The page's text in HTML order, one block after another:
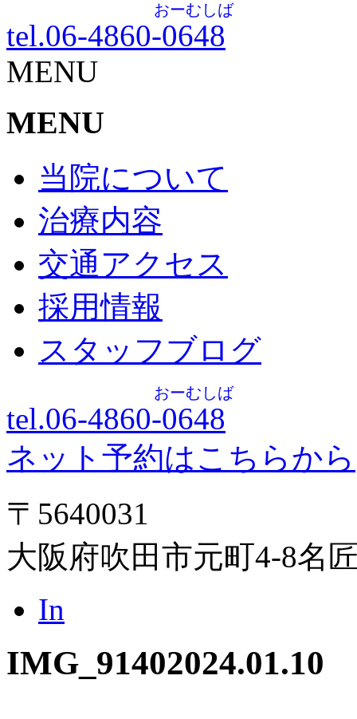
tel.06-4860-0648
おーむしば
MENU
MENU
当院について
治療内容
交通アクセス
採用情報
スタッフブログ
tel.06-4860-0648
おーむしば
ネット予約はこちらから
〒5640031
大阪府吹田市元町4-8名
In
IMG_91402024.01.10